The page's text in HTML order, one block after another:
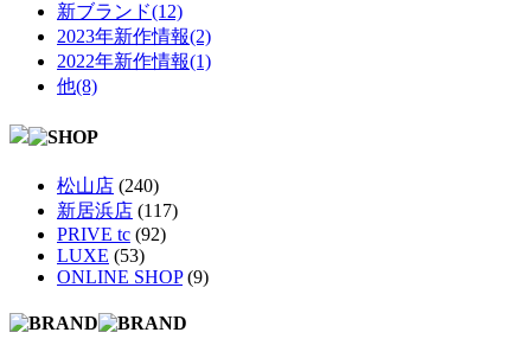
新ブランド(12)
2023年新作情報(2)
2022年新作情報(1)
他(8)
松山店 (240)
新居浜店 (117)
PRIVE tc (92)
LUXE (53)
ONLINE SHOP(9)